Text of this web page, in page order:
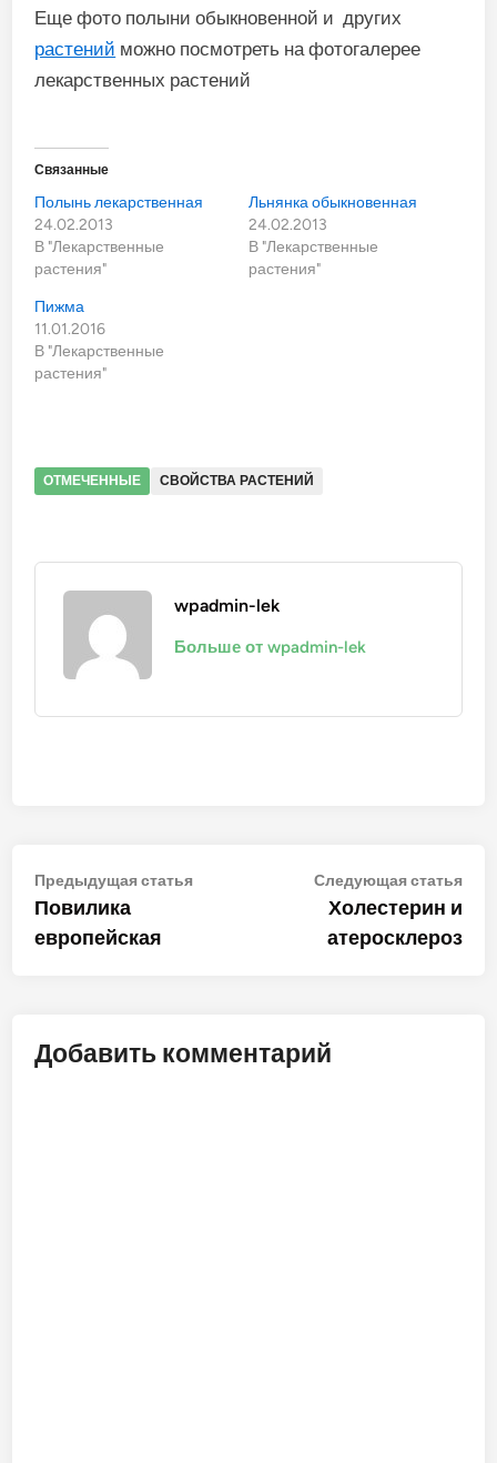
Еще фото полыни обыкновенной и других
растений можно посмотреть на фотогалерее
лекарственных растений
Связанные
Полынь лекарственная
24.02.2013
В "Лекарственные
растения"
Льнянка обыкновенная
24.02.2013
В "Лекарственные
растения"
Пижма
11.01.2016
В "Лекарственные
растения"
ОТМЕЧЕННЫЕ СВОЙСТВА РАСТЕНИЙ
wpadmin-lek
Больше от wpadmin-lek
Навигация
по
записям
Предыдущая статьяПредыдущая
Повилика
европейская
Следующая статья
Холестерин и
атеросклероз
Добавить комментарий